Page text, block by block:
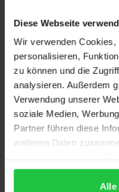
Diese Webseite
Wir verwenden
personalisieren,
zu können und die
analysieren. Außerdem
Verwendung unserer
soziale Medien,
Partner führen diese
weiteren Daten
gesammelt haben.
Alle
In
Zur Wunschliste
Hinweise zu
Beschreibung
Eine globale
wissenschaftlichen
unerlässlich –